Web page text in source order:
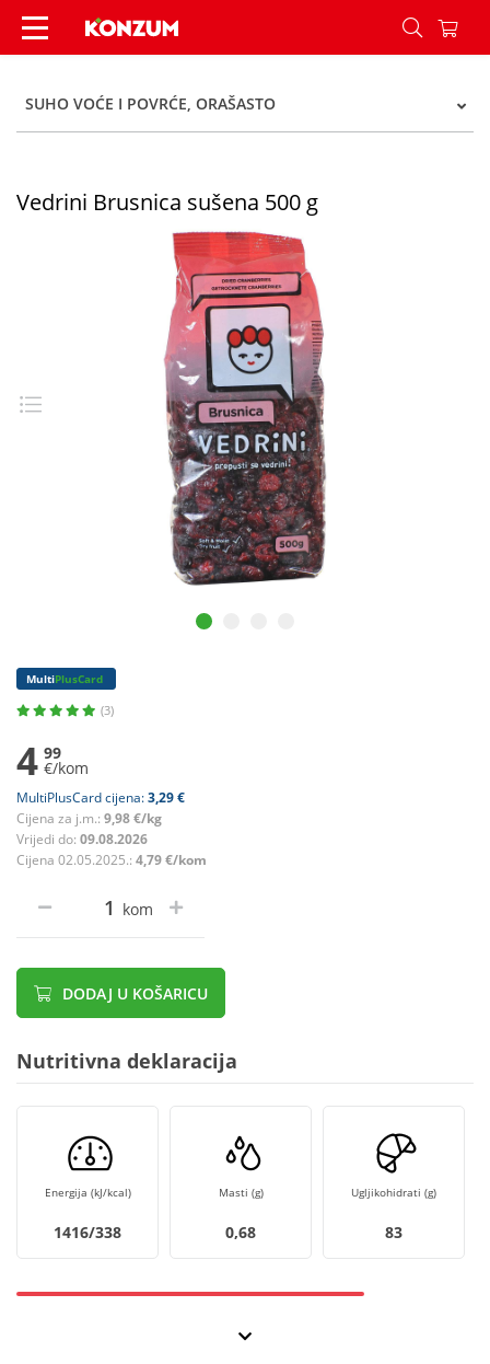
Vedrini Brusnica sušena 500 g - Konzum
SUHO VOĆE I POVRĆE, ORAŠASTO
Vedrini Brusnica sušena 500 g
MultiPlusCard
(3)
4 99
€/kom
MultiPlusCard cijena:3,29 €
Cijena za j.m.: 9,98 €/kg
Vrijedi do: 09.08.2026
Cijena 02.05.2025.: 4,79 €/kom
kom
DODAJ U KOŠARICU
Nutritivna deklaracija
Energija (kJ/kcal)
1416/338
Masti (g)
0,68
Ugljikohidrati (g)
83